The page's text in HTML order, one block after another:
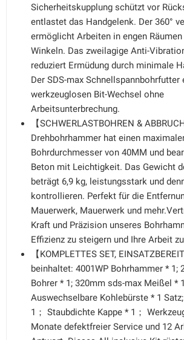
Sicherheitskupplung schützt vor
entlastet das Handgelenk. Der 360°
ermöglicht Arbeiten in engen
Winkeln. Das zweilagige Anti-
reduziert Ermüdung durch minimale
Der SDS-max
werkzeuglosen Bit-Wechsel ohne
Arbeitsunterbrechung.
【SCHWERLASTBOHREN &
Drehbohrhammer hat einen
Bohrdurchmesser von 40MM und
Beton mit Leichtigkeit. Das Gewicht
beträgt 6,9 kg, leistungsstark und
kontrollieren. Perfekt für die
Mauerwerk, Mauerwerk und
Kraft und Präzision unseres
Effizienz zu steigern und Ihre Arbeit
【KOMPLETTES SET,
beinhaltet: 4001WP Bohrhammer * 1;
Bohrer * 1; 320mm sds-max Meißel *
Auswechselbare Kohlebürste * 1
1； Staubdichte Kappe * 1；
Monate defektfreier Service und 12